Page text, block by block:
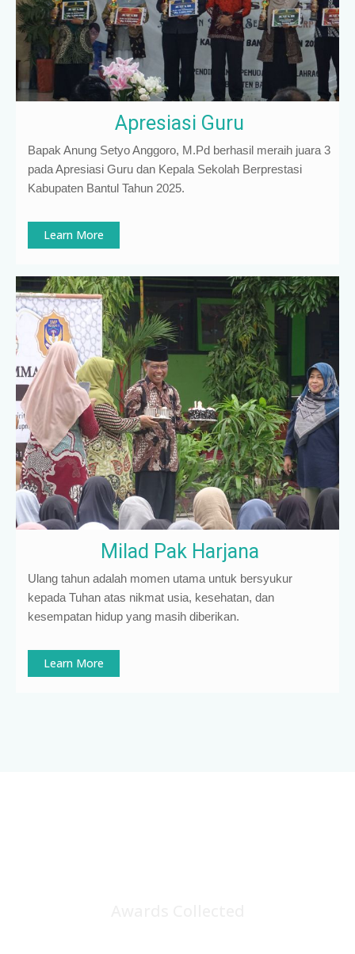
Apresiasi Guru
Bapak Anung Setyo Anggoro, M.Pd berhasil meraih juara 3
pada Apresiasi Guru dan Kepala Sekolah Berprestasi
Kabupaten Bantul Tahun 2025.
Learn More
Milad Pak Harjana
Ulang tahun adalah momen utama untuk bersyukur
kepada Tuhan atas nikmat usia, kesehatan, dan
kesempatan hidup yang masih diberikan.
Learn More